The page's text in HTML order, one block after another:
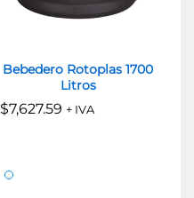
Bebedero Rotoplas 1700
Litros
$7,627.59 + IVA